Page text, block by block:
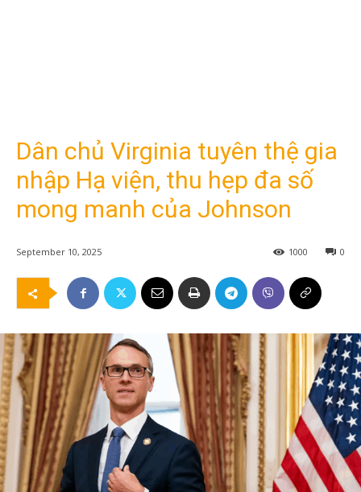
Dân chủ Virginia tuyên thệ gia
nhập Hạ viện, thu hẹp đa số
mong manh của Johnson
September 10, 2025 0
1000